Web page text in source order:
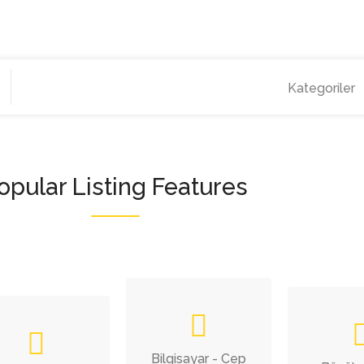
Kategoriler
Listing Features
Bilgisayar - Cep